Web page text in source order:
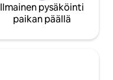
Ilmainen pysäköinti
paikan päällä